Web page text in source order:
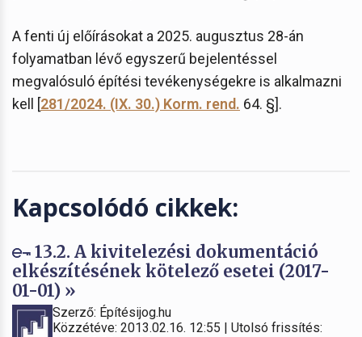
A fenti új előírásokat a 2025. augusztus 28-án
folyamatban lévő egyszerű bejelentéssel
megvalósuló építési tevékenységekre is alkalmazni
kell [281/2024. (IX. 30.) Korm. rend. 64. §].
Kapcsolódó cikkek:
13.2. A kivitelezési dokumentáció
elkészítésének kötelező esetei (2017-
01-01) »
Szerző: Építésijog.hu
Közzétéve: 2013.02.16. 12:55 | Utolsó frissítés: